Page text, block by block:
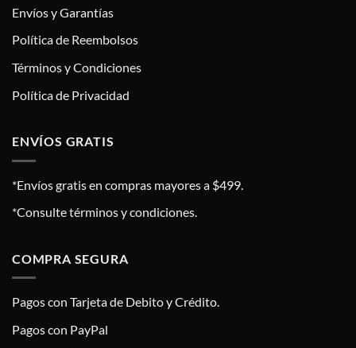
Envíos y Garantías
Política de Reembolsos
Términos y Condiciones
Política de Privacidad
ENVÍOS GRATIS
*Envíos gratis en compras mayores a $499.
*Consulte términos y condiciones.
COMPRA SEGURA
Pagos con Tarjeta de Debito y Crédito.
Pagos con PayPal